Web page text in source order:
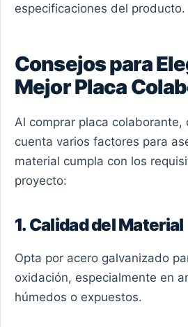
especificaciones del producto.
Consejos para
Mejor Placa
Al comprar placa colaborante,
cuenta varios factores para
material cumpla con los
proyecto:
1. Calidad del Material
Opta por acero galvanizado
oxidación, especialmente en
húmedos o expuestos.